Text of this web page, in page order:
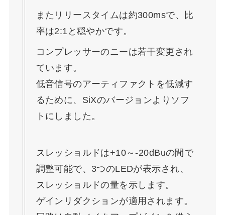
またリリースタイムは約300msで、比
率は2:1と穏やかです。
コンプレッサーのニーは若干変更され
ています。
低音信号のアーティファクトを低減す
るために、SiXのバージョンよりソフ
トにしました。
スレッショルドは+10～-20dBuの間で
調整可能で、3つのLEDが表示され、
スレッショルドの量を示します。
ゲインリダクションが適用されます。